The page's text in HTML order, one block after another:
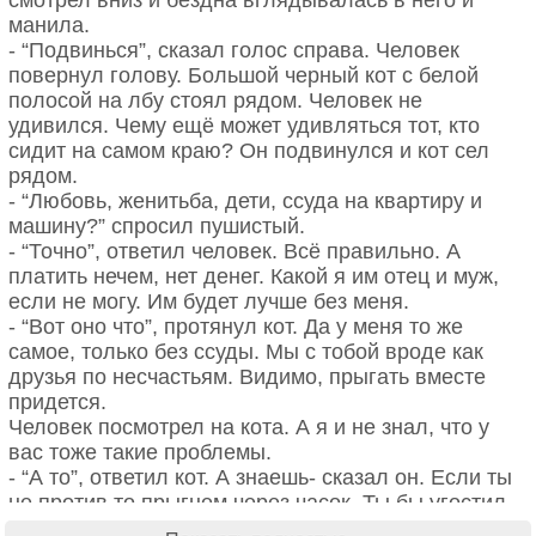
Пьер Боннар с котом.
окна и мерзнет.
Сегодня мы с сестрой носили ему суп – куриную
лапшу. Он ел в подъезде, смешно лакал бульон
маленьким красным язычком. А потом мы ушли
домой, в тепло, а он пошел на крышу. Под снег.
Встречать Новый год.
Мы с сестрой смотрим в окно, распластав ладошки
по стеклу, и плачем. По-моему, мы наказаны,
несмотря на праздник.
Прибежав домой с пустым лотком из-под супа, мы
в очередной раз стали канючить и просить
бабушку и дедушку разрешить взять котенка себе.
Ну пожа-а-а-а-луйста. Ну хотя бы на новогоднюю
ночь!
– Тысячу раз уже говорили вам – нет! Знаешь,
сколько грязи от котов, он сейчас метить все будет,
мебель драть, ковры, провоняет вся квартира. Нет
манила.
- “Подвинься”, сказал голос справа. Человек
повернул голову. Большой черный кот с белой
полосой на лбу стоял рядом. Человек не
удивился. Чему ещё может удивляться тот, кто
сидит на самом краю? Он подвинулся и кот сел
рядом.
- “Любовь, женитьба, дети, ссуда на квартиру и
машину?” спросил пушистый.
- “Точно”, ответил человек. Всё правильно. А
платить нечем, нет денег. Какой я им отец и муж,
если не могу. Им будет лучше без меня.
- “Вот оно что”, протянул кот. Да у меня то же
самое, только без ссуды. Мы с тобой вроде как
друзья по несчастьям. Видимо, прыгать вместе
придется.
Человек посмотрел на кота. А я и не знал, что у
вас тоже такие проблемы.
- “А то”, ответил кот. А знаешь- сказал он. Если ты
не против то прыгнем через часок. Ты бы угостил
меня на последок виски, очень уж я люблю его.